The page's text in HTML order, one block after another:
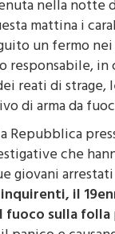
nella notte
mattina i
un fermo
reati di strage,
di arma da
Repubblica
che
giovani
il
fuoco sulla folla